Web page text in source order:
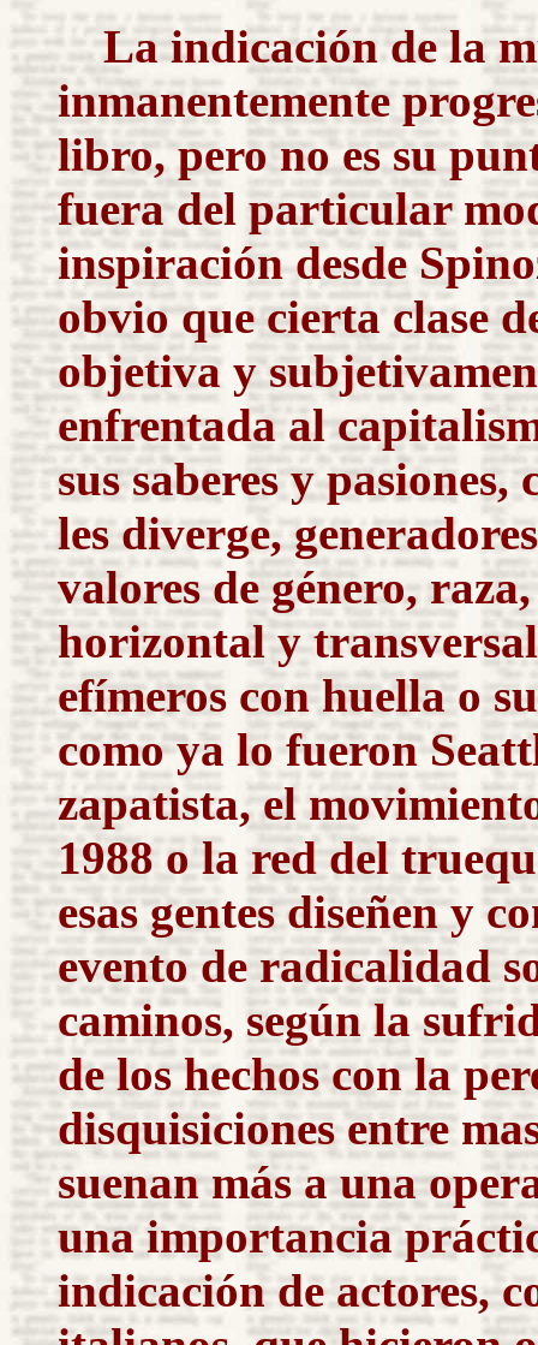
La indicación de la
inmanentemente
libro, pero no es su
fuera del particular
inspiración desde
obvio que cierta clase
objetiva y
enfrentada al
sus saberes y
les diverge,
valores de género,
horizontal y
efímeros con huella o
como ya lo fueron
zapatista, el
1988 o la red del
esas gentes diseñen y
evento de radicalidad
caminos, según la
de los hechos con la
disquisiciones entre
suenan más a una
una importancia
indicación de actores,